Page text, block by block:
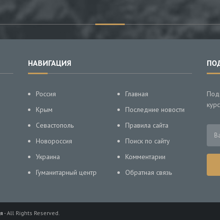
НАВИГАЦИЯ
Россия
Крым
Севастополь
Новороссия
Украина
Гуманитарный центр
Главная
Последние новости
Правила сайта
Поиск по сайту
Комментарии
Обратная связь
- All Rights Reserved.